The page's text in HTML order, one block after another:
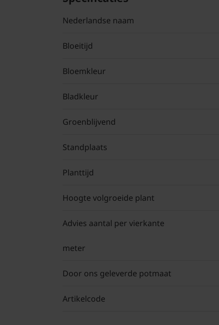
Nederlandse naam
Bloeitijd
Bloemkleur
Bladkleur
Groenblijvend
Standplaats
Planttijd
Hoogte volgroeide plant
Advies aantal per vierkante
meter
Door ons geleverde potmaat
Artikelcode